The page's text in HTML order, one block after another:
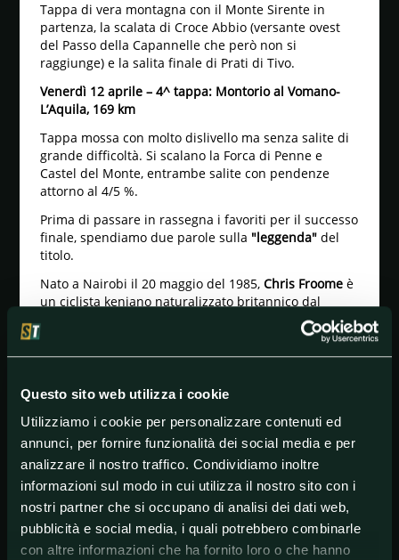
Questo sito web utilizza i cookie
Utilizziamo i cookie per personalizzare contenuti ed
annunci, per fornire funzionalità dei social media e per
analizzare il nostro traffico. Condividiamo inoltre
informazioni sul modo in cui utilizza il nostro sito con i
nostri partner che si occupano di analisi dei dati web,
pubblicità e social media, i quali potrebbero combinarle
con altre informazioni che ha fornito loro o che hanno
Tappa di vera montagna con il Monte Sirente in
partenza, la scalata di Croce Abbio (versante ovest
del Passo della Capannelle che però non si
raggiunge) e la salita finale di Prati di Tivo.
Venerdì 12 aprile – 4^ tappa: Montorio al Vomano-
L’Aquila, 169 km
Tappa mossa con molto dislivello ma senza salite di
grande difficoltà. Si scalano la Forca di Penne e
Castel del Monte, entrambe salite con pendenze
attorno al 4/5 %.
Prima di passare in rassegna i favoriti per il successo
finale, spendiamo due parole sulla "leggenda"del
titolo.
Nato a Nairobi il 20 maggio del 1985, Chris Froome è
un ciclista keniano naturalizzato britannico dal
palmarès pazzesco.
Il portacolori della Israel-Premier Tech è uno dei
In particolare, Chris Froome ha vinto un Giro d'Italia
2017) e due Vuelta (2011 e 2017).
Favoriti
Ecco i principali pretendenti alla Maglia Azzurra
Adam Yates (UAE Team Emirates)
Al rientro dopo la caduta che lo ha costretto al ritiro